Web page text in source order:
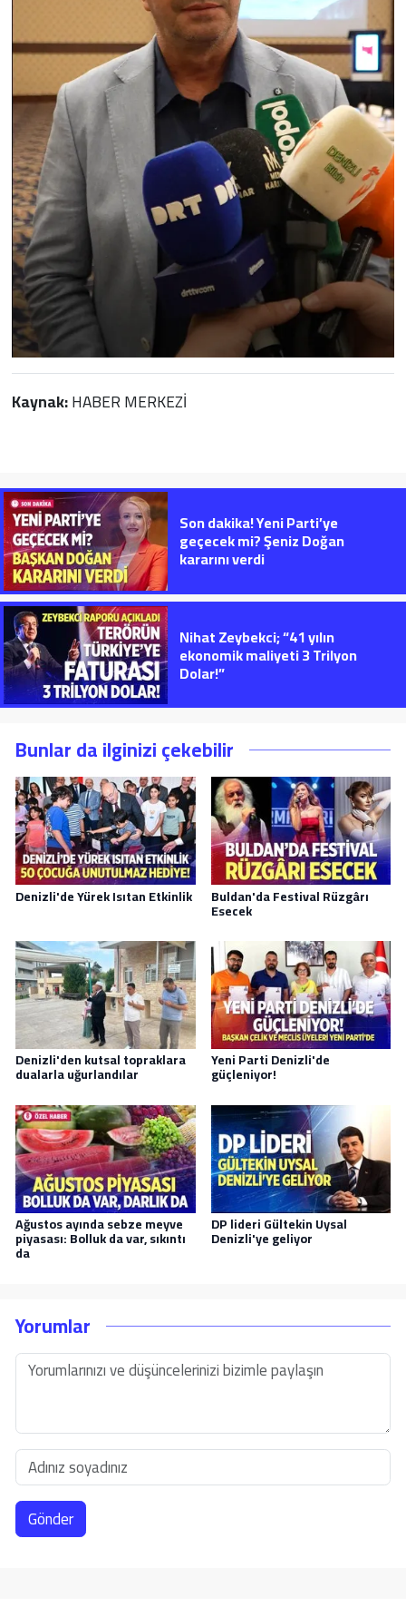
Kaynak:HABER MERKEZİ
Son dakika! Yeni Parti’ye
geçecek mi? Şeniz Doğan
kararını verdi
Nihat Zeybekci; “41 yılın
ekonomik maliyeti 3 Trilyon
Dolar!”
Bunlar da ilginizi çekebilir
Denizli'de Yürek Isıtan Etkinlik Buldan'da Festival Rüzgârı
Esecek
Denizli'den kutsal topraklara
dualarla uğurlandılar
Yeni Parti Denizli'de
güçleniyor!
Ağustos ayında sebze meyve
piyasası: Bolluk da var, sıkıntı
da
DP lideri Gültekin Uysal
Denizli'ye geliyor
Yorumlar
Gönder